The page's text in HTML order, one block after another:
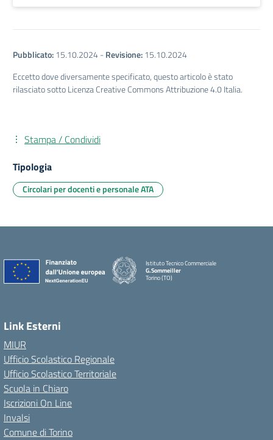
Pubblicato:15.10.2024-Revisione:15.10.2024
Eccetto dove diversamente specificato, questo articolo è stato
rilasciato sotto Licenza Creative Commons Attribuzione 4.0 Italia.
Stampa / Condividi
Tipologia
Circolari per docenti e personale ATA
Istituto Tecnico Commerciale
G.Sommeiller
Torino (TO)
Link Esterni
MIUR
Ufficio Scolastico Regionale
Ufficio Scolastico Territoriale
Scuola in Chiaro
Iscrizioni On Line
Invalsi
Comune di Torino